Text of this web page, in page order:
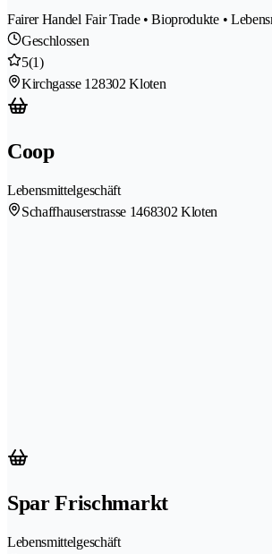
Fairer Handel Fair Trade • Bioprodukte •
Geschlossen
5(1)
Kirchgasse 128302 Kloten
Coop
Lebensmittelgeschäft
Schaffhauserstrasse 1468302 Kloten
Spar Frischmarkt
Lebensmittelgeschäft